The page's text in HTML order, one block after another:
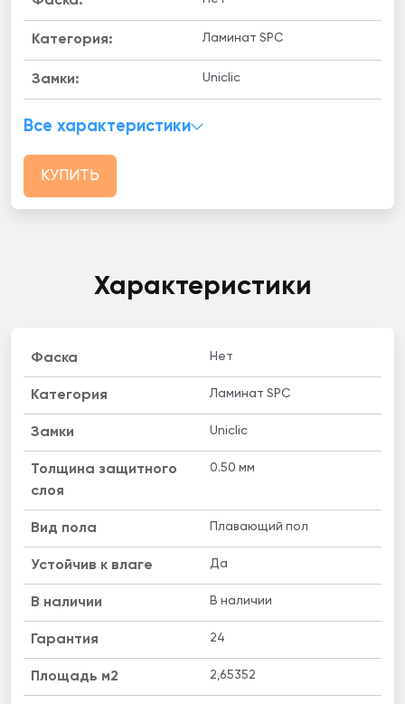
Категория: Ламинат SPC
Замки: Uniclic
Все характеристики
КУПИТЬ
Характеристики
Фаска Нет
Категория Ламинат SPC
Замки Uniclic
Толщина защитного
слоя
0.50 мм
Вид пола Плавающий пол
Устойчив к влаге Да
B наличии В наличии
Гарантия 24
Площадь м2 2,65352